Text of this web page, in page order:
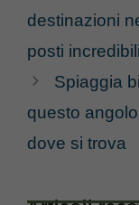
destinazioni
posti incredibili
Spiaggia
questo
dove si trova